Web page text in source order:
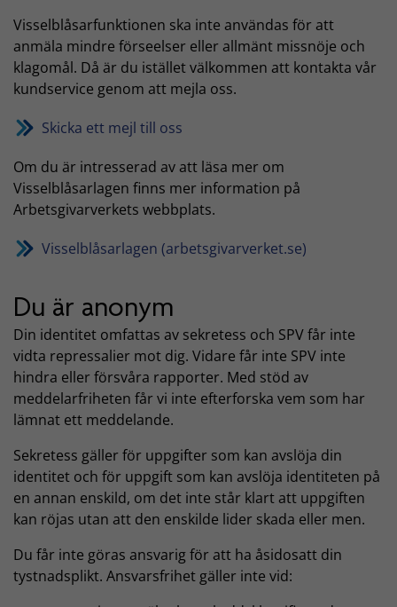
Visselblåsarfunktionen ska inte användas för att
anmäla mindre förseelser eller allmänt missnöje och
klagomål. Då är du istället välkommen att kontakta vår
kundservice genom att mejla oss.
Skicka ett mejl till oss
Om du är intresserad av att läsa mer om
Visselblåsarlagen finns mer information på
Arbetsgivarverkets webbplats.
Visselblåsarlagen (arbetsgivarverket.se)
Du är anonym
Din identitet omfattas av sekretess och SPV får inte
vidta repressalier mot dig. Vidare får inte SPV inte
hindra eller försvåra rapporter. Med stöd av
meddelarfriheten får vi inte efterforska vem som har
lämnat ett meddelande.
Sekretess gäller för uppgifter som kan avslöja din
identitet och för uppgift som kan avslöja identiteten på
en annan enskild, om det inte står klart att uppgiften
kan röjas utan att den enskilde lider skada eller men.
Du får inte göras ansvarig för att ha åsidosatt din
tystnadsplikt. Ansvarsfrihet gäller inte vid: